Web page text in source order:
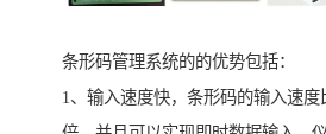
条形码管理系统的的优势包括：
1、输入速度快，条形码的输入速